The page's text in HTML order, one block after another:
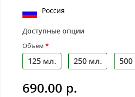
Россия
Доступные опции
Объём
125 мл. 250 мл.
690.00 р.